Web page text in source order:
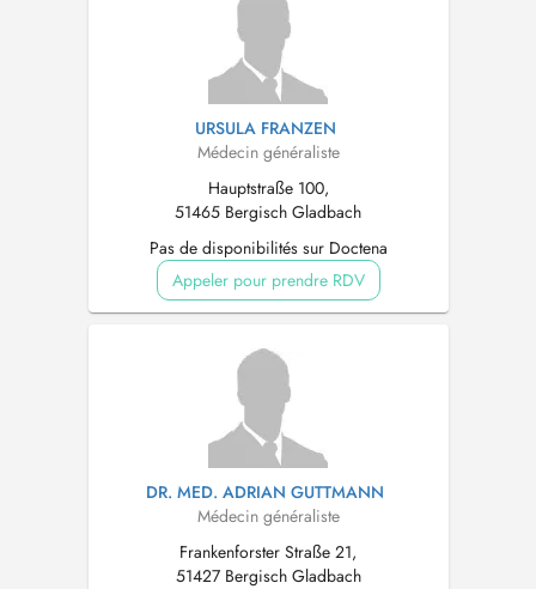
URSULA FRANZEN
Médecin généraliste
Hauptstraße 100,
51465 Bergisch Gladbach
Pas de disponibilités sur Doctena
Appeler pour prendre RDV
DR. MED. ADRIAN GUTTMANN
Médecin généraliste
Frankenforster Straße 21,
51427 Bergisch Gladbach